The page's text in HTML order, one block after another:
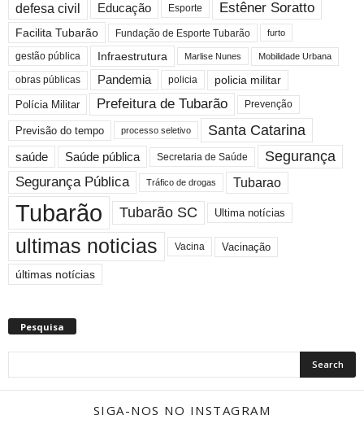
defesa civil Educação Esporte Estêner Soratto
Facilita Tubarão Fundação de Esporte Tubarão furto
gestão pública Infraestrutura Marlise Nunes Mobilidade Urbana
obras públicas Pandemia policia
policia militar
Polícia Militar
Prefeitura de Tubarão Prevenção
Previsão do tempo processo seletivo Santa Catarina
saúde Saúde pública Secretaria de Saúde Segurança
Segurança Pública Tráfico de drogas Tubarao
Tubarão Tubarão SC Ultima notícias
ultimas noticias Vacina Vacinação
últimas notícias
Pesquisa
SIGA-NOS NO INSTAGRAM